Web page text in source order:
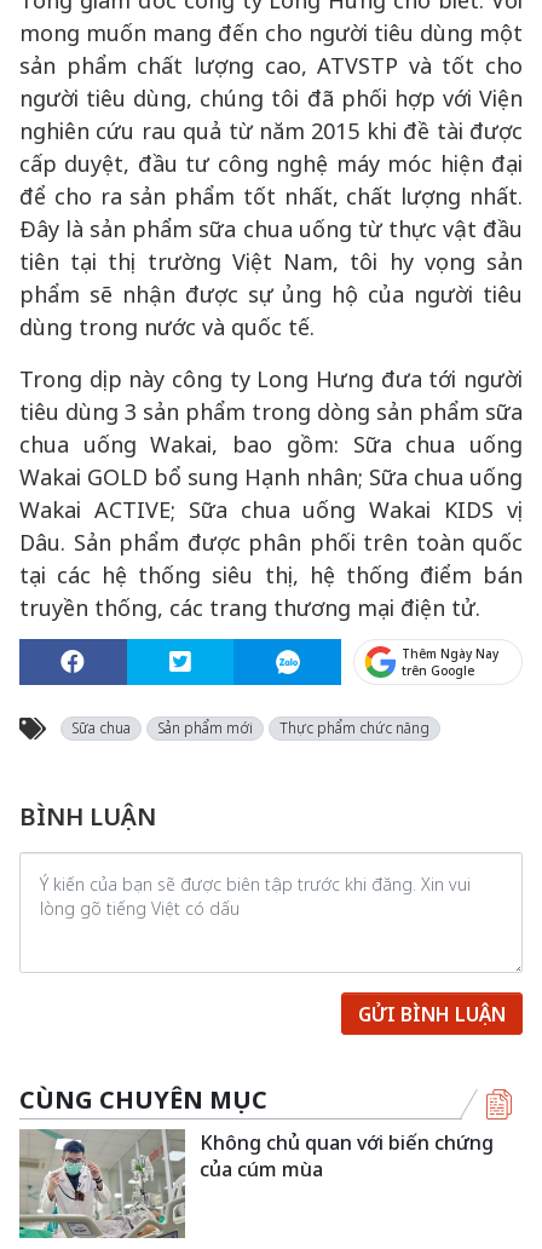
mong muốn mang đến cho người tiêu dùng một
sản phẩm chất lượng cao, ATVSTP và tốt cho
người tiêu dùng, chúng tôi đã phối hợp với Viện
nghiên cứu rau quả từ năm 2015 khi đề tài được
cấp duyệt, đầu tư công nghệ máy móc hiện đại
để cho ra sản phẩm tốt nhất, chất lượng nhất.
Đây là sản phẩm sữa chua uống từ thực vật đầu
tiên tại thị trường Việt Nam, tôi hy vọng sản
phẩm sẽ nhận được sự ủng hộ của người tiêu
dùng trong nước và quốc tế.
Trong dịp này công ty Long Hưng đưa tới người
tiêu dùng 3 sản phẩm trong dòng sản phẩm sữa
chua uống Wakai, bao gồm: Sữa chua uống
Wakai GOLD bổ sung Hạnh nhân; Sữa chua uống
Wakai ACTIVE; Sữa chua uống Wakai KIDS vị
Dâu. Sản phẩm được phân phối trên toàn quốc
tại các hệ thống siêu thị, hệ thống điểm bán
truyền thống, các trang thương mại điện tử.
Thêm Ngày Nay
trên Google
Sữa chua Sản phẩm mới Thực phẩm chức năng
BÌNH LUẬN
GỬI BÌNH LUẬN
CÙNG CHUYÊN MỤC
Không chủ quan với biến chứng
của cúm mùa